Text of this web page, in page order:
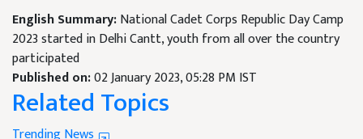
English Summary:National Cadet Corps Republic Day Camp
2023 started in Delhi Cantt, youth from all over the country
participated
Published on:02 January 2023, 05:28 PM IST
Related Topics